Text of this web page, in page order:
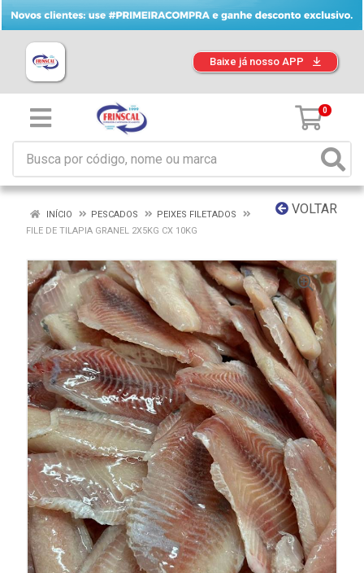
Baixe já nosso APP
0
VOLTAR
INÍCIO PESCADOS
PEIXES FILETADOS
FILE DE TILAPIA GRANEL 2X5KG CX 10KG